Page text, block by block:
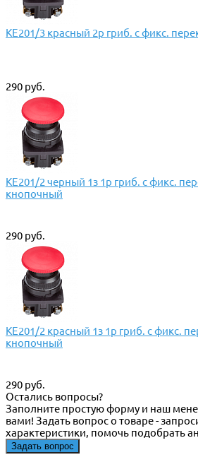
КЕ201/3 красный 2р гриб. с фикс.
290 руб.
КЕ201/2 черный 1з 1р гриб. с фикс.
кнопочный
290 руб.
КЕ201/2 красный 1з 1р гриб. с фикс.
кнопочный
290 руб.
Остались вопросы?
Заполните простую форму и наш
вами! Задать вопрос о товаре -
характеристики, помочь подобрать
Задать вопрос